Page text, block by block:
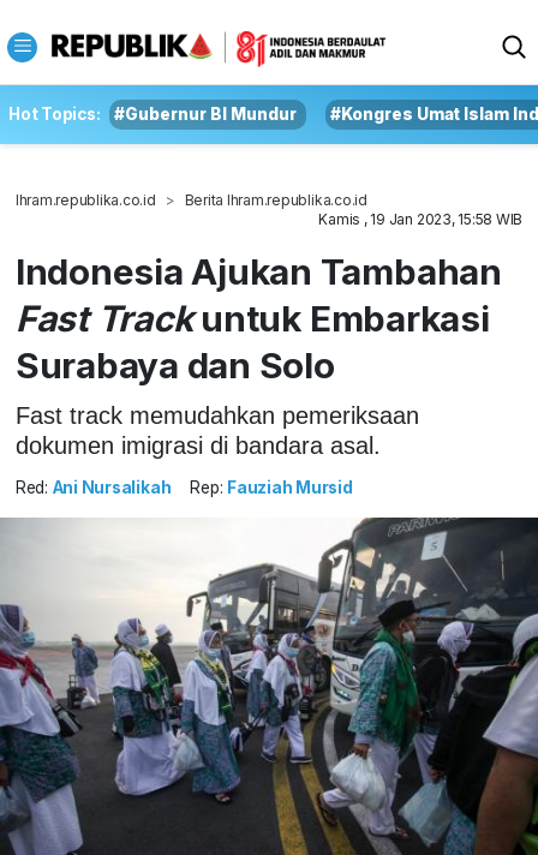
Hot Topics: #Gubernur BI Mundur #Kongres Umat Islam
Ihram.republika.co.id
Berita Ihram.republika.co.id
Kamis , 19 Jan 2023, 15:58 WIB
Indonesia Ajukan Tambahan
Fast Trackuntuk Embarkasi
Surabaya dan Solo
Fast track memudahkan pemeriksaan
dokumen imigrasi di bandara asal.
Red: Ani Nursalikah Rep: Fauziah Mursid